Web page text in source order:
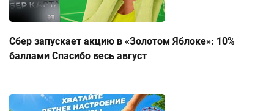
Сбер запускает акцию в «Золотом Яблоке»: 10%
баллами Спасибо весь август